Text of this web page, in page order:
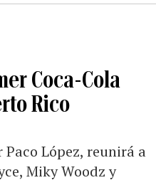
Coca-Cola
Rico
López, reunirá a
Miky Woodz y